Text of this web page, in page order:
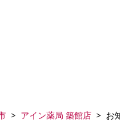
アイン薬局 築館店 お